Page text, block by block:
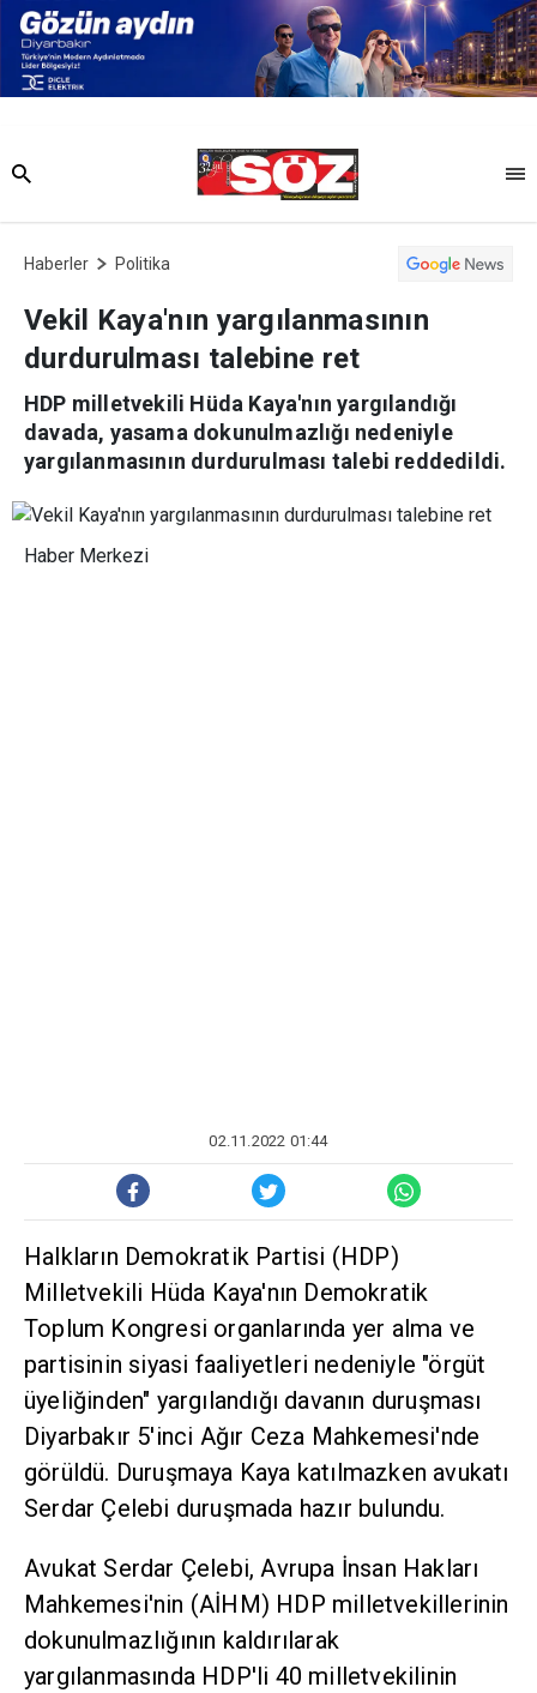
Haberler Politika
Vekil Kaya'nın yargılanmasının
durdurulması talebine ret
HDP milletvekili Hüda Kaya'nın yargılandığı
davada, yasama dokunulmazlığı nedeniyle
yargılanmasının durdurulması talebi reddedildi.
Haber Merkezi
02.11.2022 01:44
Halkların Demokratik Partisi (HDP)
Milletvekili Hüda Kaya'nın Demokratik
Toplum Kongresi organlarında yer alma ve
partisinin siyasi faaliyetleri nedeniyle "örgüt
üyeliğinden" yargılandığı davanın duruşması
Diyarbakır 5'inci Ağır Ceza Mahkemesi'nde
görüldü. Duruşmaya Kaya katılmazken avukatı
Serdar Çelebi duruşmada hazır bulundu.
Avukat Serdar Çelebi, Avrupa İnsan Hakları
Mahkemesi'nin (AİHM) HDP milletvekillerinin
dokunulmazlığının kaldırılarak
yargılanmasında HDP'li 40 milletvekilinin